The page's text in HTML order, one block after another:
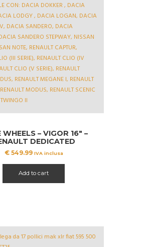
WHEELS – VIGOR 16″ –
DEDICATED
€549.99 IVA inclusa
Add to cart